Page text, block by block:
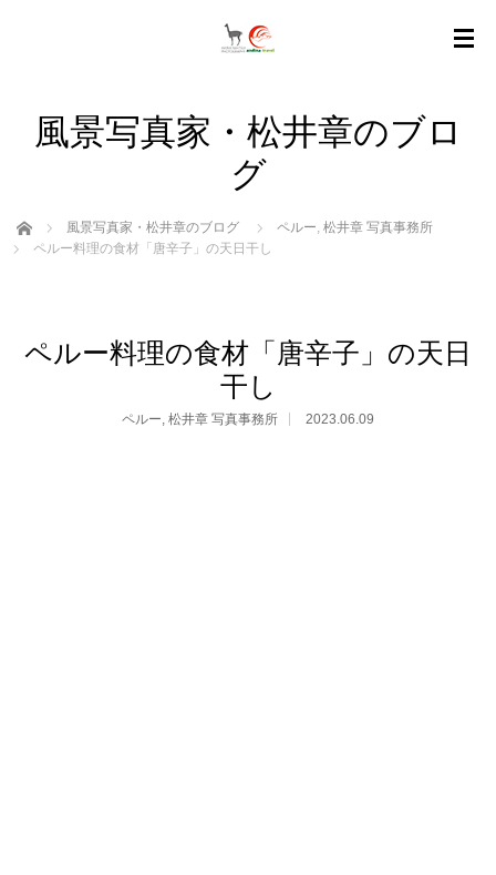
風景写真家・松井章のブロ
グ
ホーム 風景写真家・松井章のブログ ペルー, 松井章 写真事務所
ペルー料理の食材「唐辛子」の天日干し
ペルー料理の食材「唐辛子」の天日
干し
ペルー, 松井章 写真事務所 2023.06.09